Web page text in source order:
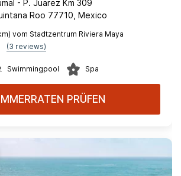
- P. Juarez Km 309
Roo 77710, Mexico
vom Stadtzentrum Riviera Maya
(3 reviews)
Swimmingpool Spa
PRÜFEN